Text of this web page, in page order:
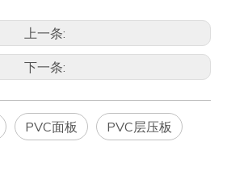
上一条:
下一条:
PVC面板 PVC层压板